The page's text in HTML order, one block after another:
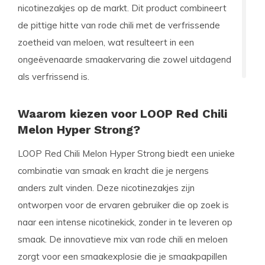
nicotinezakjes op de markt. Dit product combineert
de pittige hitte van rode chili met de verfrissende
zoetheid van meloen, wat resulteert in een
ongeëvenaarde smaakervaring die zowel uitdagend
als verfrissend is.
Waarom kiezen voor LOOP Red Chili
Melon Hyper Strong?
LOOP Red Chili Melon Hyper Strong biedt een unieke
combinatie van smaak en kracht die je nergens
anders zult vinden. Deze nicotinezakjes zijn
ontworpen voor de ervaren gebruiker die op zoek is
naar een intense nicotinekick, zonder in te leveren op
smaak. De innovatieve mix van rode chili en meloen
zorgt voor een smaakexplosie die je smaakpapillen